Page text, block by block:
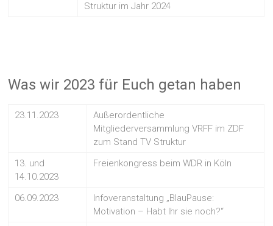
Struktur im Jahr 2024
Was wir 2023 für Euch getan haben
23.11.2023
Außerordentliche
Mitgliederversammlung VRFF im ZDF
zum Stand TV Struktur
13. und
14.10.2023
Freienkongress beim WDR in Köln
06.09.2023
Infoveranstaltung „BlauPause:
Motivation – Habt Ihr sie noch?“